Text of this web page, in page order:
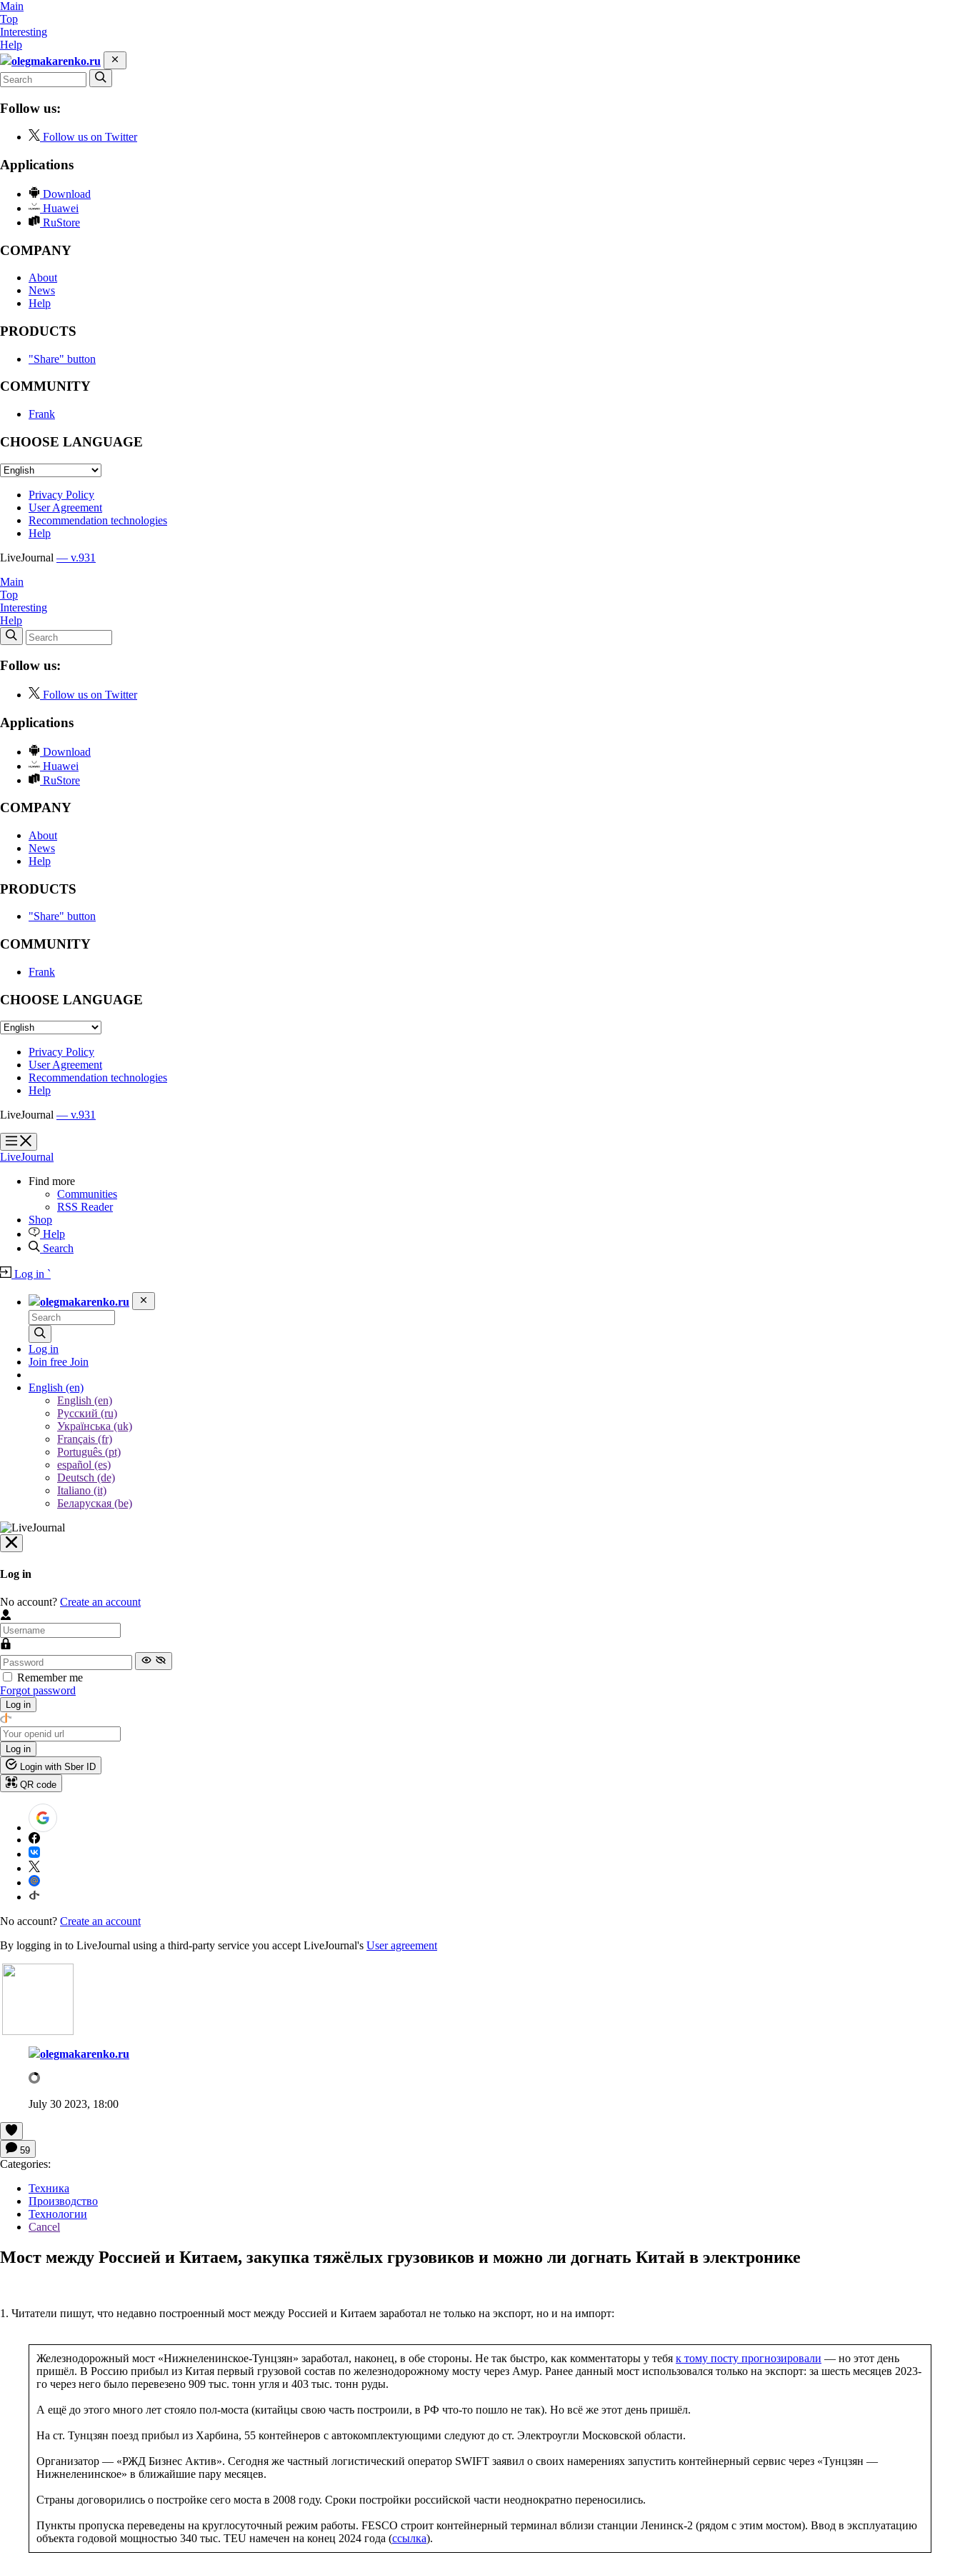
Main
Top
Interesting
Help
olegmakarenko.ru
Follow us:
Follow us on Twitter
Applications
Download
Huawei
RuStore
COMPANY
About
News
Help
PRODUCTS
"Share" button
COMMUNITY
Frank
CHOOSE LANGUAGE
Privacy Policy
User Agreement
Recommendation technologies
Help
LiveJournal — v.931
Main
Top
Interesting
Help
Follow us:
Follow us on Twitter
Applications
Download
Huawei
RuStore
COMPANY
About
News
Help
PRODUCTS
"Share" button
COMMUNITY
Frank
CHOOSE LANGUAGE
Privacy Policy
User Agreement
Recommendation technologies
Help
LiveJournal — v.931
?
?
LiveJournal
Find more
Communities
RSS Reader
Shop
Help
Search
Log in `
olegmakarenko.ru
Log in
Join free Join
English (en)
English (en)
Русский (ru)
Українська (uk)
Français (fr)
Português (pt)
español (es)
Deutsch (de)
Italiano (it)
Беларуская (be)
Log in
No account? Create an account
Remember me
Forgot password
Log in
Log in
Login with Sber ID
QR code
No account? Create an account
By logging in to LiveJournal using a third-party service you accept LiveJournal's User agreement
olegmakarenko.ru
July 30 2023, 18:00
59
Categories:
Техника
Производство
Технологии
Cancel
Мост между Россией и Китаем, закупка тяжёлых грузовиков и можно ли догнать Китай в электронике
1. Читатели пишут, что недавно построенный мост между Россией и Китаем заработал не только на экспорт, но и на импорт:
Железнодорожный мост «Нижнеленинское-Тунцзян» заработал, наконец, в обе стороны. Не так быстро, как комментаторы у тебя к тому посту прогнозировали — но этот день
пришёл. В Россию прибыл из Китая первый грузовой состав по железнодорожному мосту через Амур. Ранее данный мост использовался только на экспорт: за шесть месяцев 2023-
го через него было перевезено 909 тыс. тонн угля и 403 тыс. тонн руды.
А ещё до этого много лет стояло пол-моста (китайцы свою часть построили, в РФ что-то пошло не так). Но всё же этот день пришёл.
На ст. Тунцзян поезд прибыл из Харбина, 55 контейнеров с автокомплектующими следуют до ст. Электроугли Московской области.
Организатор — «РЖД Бизнес Актив». Сегодня же частный логистический оператор SWIFT заявил о своих намерениях запустить контейнерный сервис через «Тунцзян —
Нижнеленинское» в ближайшие пару месяцев.
Страны договорились о постройке сего моста в 2008 году. Сроки постройки российской части неоднократно переносились.
Пункты пропуска переведены на круглосуточный режим работы. FESCO строит контейнерный терминал вблизи станции Ленинск-2 (рядом с этим мостом). Ввод в эксплуатацию
объекта годовой мощностью 340 тыс. TEU намечен на конец 2024 года (ссылка).